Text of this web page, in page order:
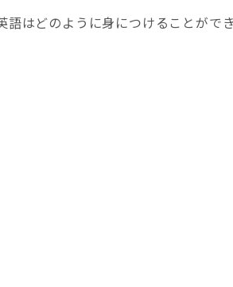
はどのように身につけることがで